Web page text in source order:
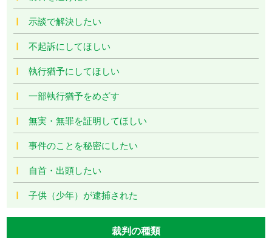
示談で解決したい
不起訴にしてほしい
執行猶予にしてほしい
一部執行猶予をめざす
無実・無罪を証明してほしい
事件のことを秘密にしたい
自首・出頭したい
子供（少年）が逮捕された
裁判の種類